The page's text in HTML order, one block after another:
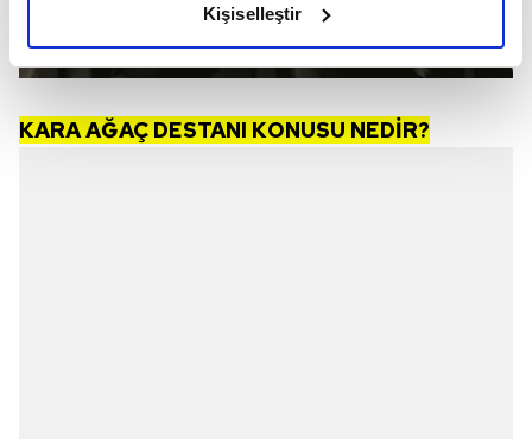
elimizden gelen çabayı gösterdiğimizi ve bu noktada,
kalemimiz olduğunu sizlere hatırlatmak isteriz.
Her halükârda, kullanıcılar, bu çerezlere izin vermedikleri
Kişiselleştir
KARA AĞAÇ DESTANI KONUSU NEDİR?